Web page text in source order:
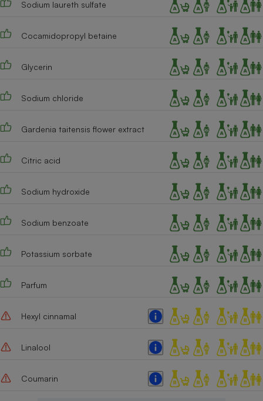
Sodium laureth sulfate
Cocamidopropyl betaine
Glycerin
Sodium chloride
Gardenia taitensis flower extract
Citric acid
Sodium hydroxide
Sodium benzoate
Potassium sorbate
Parfum
Hexyl cinnamal
Linalool
Coumarin
Plaque de cuisson à
induction
Climatiseur -
Ventilateur
Cafetière à expressos
Téléphone mobile -
Smartphone
Antivirus
Ventilateur